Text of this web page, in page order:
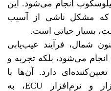
انجام می‌شود. این
که مشکل ناشی از آسیب
بسیار حیاتی است.
شمال، فرآیند عیب‌یابی
انجام می‌شود، بلکه تجربه و
دارد. آن‌ها با
بررسی هم‌زمان سخت‌افزار و نرم‌افزار ECU، به